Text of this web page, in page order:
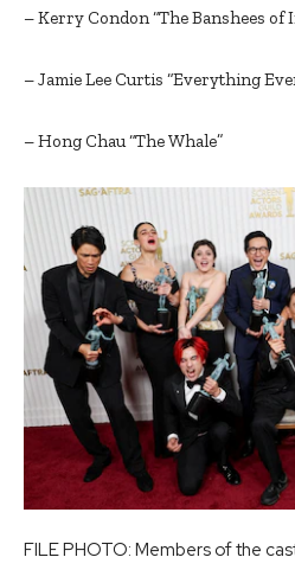
– Kerry Condon “The Banshees of
– Jamie Lee Curtis “Everything
– Hong Chau “The Whale”
FILE PHOTO: Members of the